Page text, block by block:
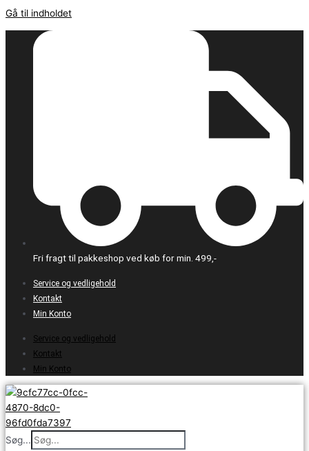
Gå til indholdet
Fri fragt til pakkeshop ved køb for min. 499,-
Service og vedligehold
Kontakt
Min Konto
Service og vedligehold
Kontakt
Min Konto
Søg...